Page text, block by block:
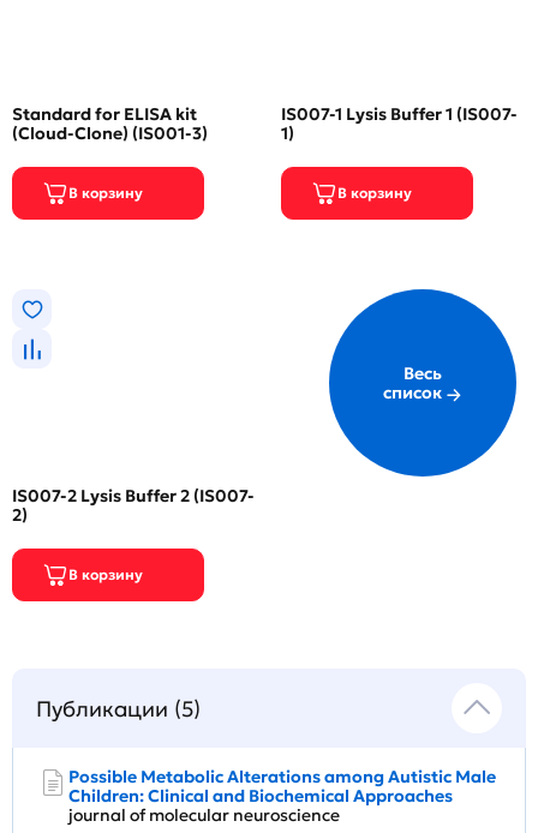
Standard for ELISA kit
(Cloud-Clone) (IS001-3)
IS007-1 Lysis Buffer 1 (IS007-
1)
IS007-2 Lysis Buffer 2 (IS007-
2)
Весь
список
Публикации (5)
Possible Metabolic Alterations among Autistic Male
Children: Clinical and Biochemical Approaches
journal of molecular neuroscience